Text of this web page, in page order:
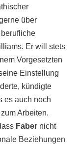
über
Er will stets
Vorgesetzten
Einstellung
kündigte
es auch noch
Arbeiten.
Faber nicht
Beziehungen